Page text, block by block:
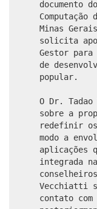
documento
Minas
solicita
Gestor
de
popular.
O Dr.
sobre a
redefinir
modo a
aplicações
integrada
Vecchiatti
contato com